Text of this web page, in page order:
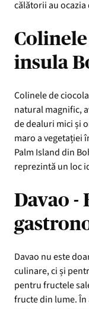
călătorii au
insula
Colinele de
natural magnific,
de dealuri mici și
maro a vegetației
Palm Island din
reprezintă un loc
Davao -
Davao nu este
culinare, ci și
pentru fructele
fructe din lume. În